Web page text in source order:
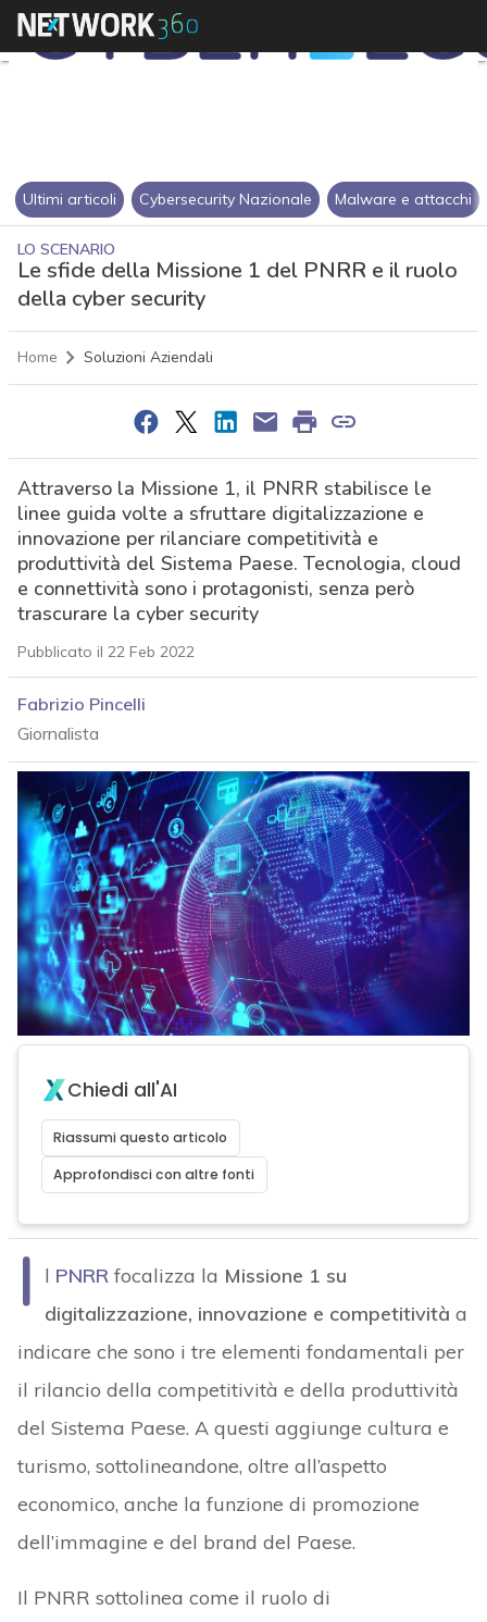
Ultimi articoli Cybersecurity Nazionale Malware e attacchi
LO SCENARIO
Le sfide della Missione 1 del PNRR e il ruolo
della cyber security
Home Soluzioni Aziendali
Attraverso la Missione 1, il PNRR stabilisce le
linee guida volte a sfruttare digitalizzazione e
innovazione per rilanciare competitività e
produttività del Sistema Paese. Tecnologia, cloud
e connettività sono i protagonisti, senza però
trascurare la cyber security
Pubblicato il 22 Feb 2022
Fabrizio Pincelli
Giornalista
Chiedi all'AI
Riassumi questo articolo
Approfondisci con altre fonti
I l PNRRfocalizza la Missione 1 su
digitalizzazione, innovazione e competitività a
indicare che sono i tre elementi fondamentali per
il rilancio della competitività e della produttività
del Sistema Paese. A questi aggiunge cultura e
turismo, sottolineandone, oltre all’aspetto
economico, anche la funzione di promozione
dell’immagine e del brand del Paese.
Il PNRR sottolinea come il ruolo di